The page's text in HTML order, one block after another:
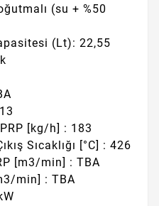
(su + %50
(Lt): 22,55
PRP [kg/h] : 183
Sıcaklığı [°C] : 426
[m3/min] : TBA
min] : TBA